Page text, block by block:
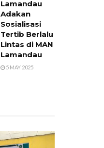
Lamandau
Adakan
Sosialisasi
Tertib Berlalu
Lintas di MAN
Lamandau
5 MAY 2025